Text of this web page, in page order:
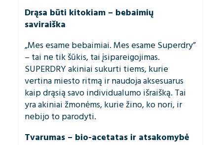
Drąsa būti kitokiam – bebaimių
saviraiška
„Mes esame bebaimiai. Mes esame Superdry”
– tai ne tik šūkis, tai įsipareigojimas.
SUPERDRY akiniai sukurti tiems, kurie
vertina miesto ritmą ir naudoja aksesuarus
kaip drąsią savo individualumo išraišką. Tai
yra akiniai žmonėms, kurie žino, ko nori, ir
nebijo to parodyti.
Tvarumas – bio-acetatas ir atsakomybė